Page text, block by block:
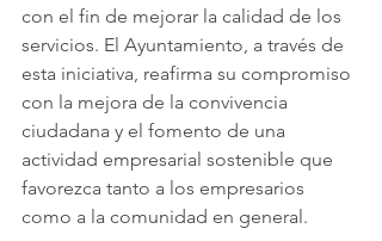
con el fin de mejorar la calidad de los
servicios. El Ayuntamiento, a través de
esta iniciativa, reafirma su compromiso
con la mejora de la convivencia
ciudadana y el fomento de una
actividad empresarial sostenible que
favorezca tanto a los empresarios
como a la comunidad en general.